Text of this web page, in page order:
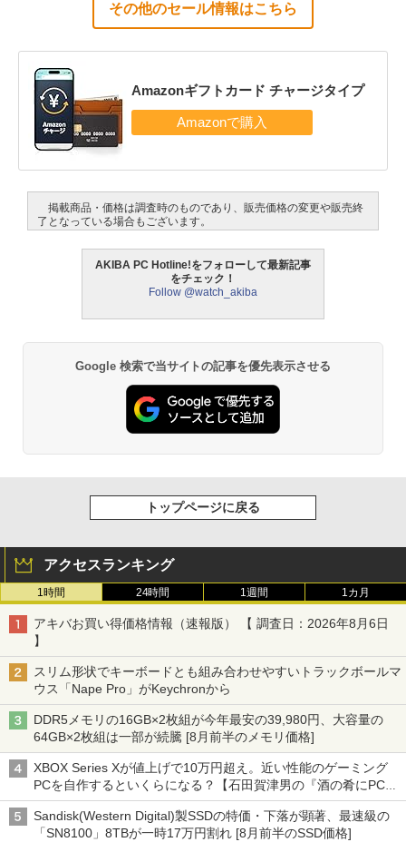
その他のセール情報はこちら
Amazonギフトカード チャージタイプ
掲載商品・価格は調査時のものであり、販売価格の変更や販売終
了となっている場合もございます。
AKIBA PC Hotline!をフォローして最新記事
をチェック！
Follow @watch_akiba
Google 検索で当サイトの記事を優先表示させる
トップページに戻る
アクセスランキング
1時間 24時間 1週間 1カ月
アキバお買い得価格情報（速報版） 【 調査日：2026年8月6日
】
スリム形状でキーボードとも組み合わせやすいトラックボールマ
ウス「Nape Pro」がKeychronから
DDR5メモリの16GB×2枚組が今年最安の39,980円、大容量の
64GB×2枚組は一部が続騰 [8月前半のメモリ価格]
XBOX Series Xが値上げで10万円超え。近い性能のゲーミング
PCを自作するといくらになる？【石田賀津男の『酒の肴にPCゲ
ーム』】
Sandisk(Western Digital)製SSDの特価・下落が顕著、最速級の
「SN8100」8TBが一時17万円割れ [8月前半のSSD価格]